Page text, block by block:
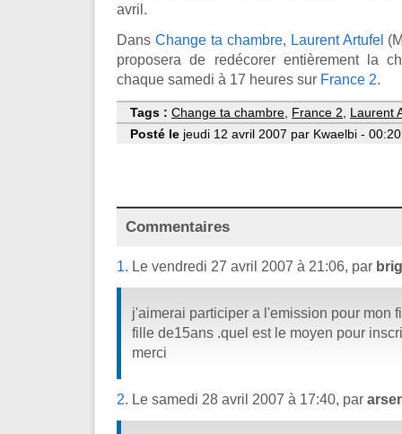
avril.
Dans Change ta chambre, Laurent Artufel
proposera de redécorer entièrement la
chaque samedi à 17 heures sur France 2.
Tags : Change ta chambre France 2
Laurent
Posté le jeudi 12 avril 2007 par Kwaelbi -
Commentaires
1. Le vendredi 27 avril 2007 à 21:06, par
j'aimerai participer a l'emission pour mon
fille de15ans .quel est le moyen pour
merci
2. Le samedi 28 avril 2007 à 17:40, par